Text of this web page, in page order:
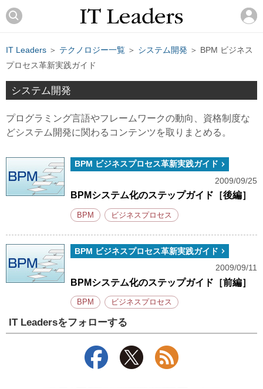
IT Leaders ＞ テクノロジー一覧 ＞ システム開発 ＞ BPM ビジネス
プロセス革新実践ガイド
システム開発
プログラミング言語やフレームワークの動向、資格制度な
どシステム開発に関わるコンテンツを取りまとめる。
BPM ビジネスプロセス革新実践ガイド
2009/09/25
BPMシステム化のステップガイド［後編］
BPM ビジネスプロセス
BPM ビジネスプロセス革新実践ガイド
2009/09/11
BPMシステム化のステップガイド［前編］
BPM ビジネスプロセス
IT Leadersをフォローする